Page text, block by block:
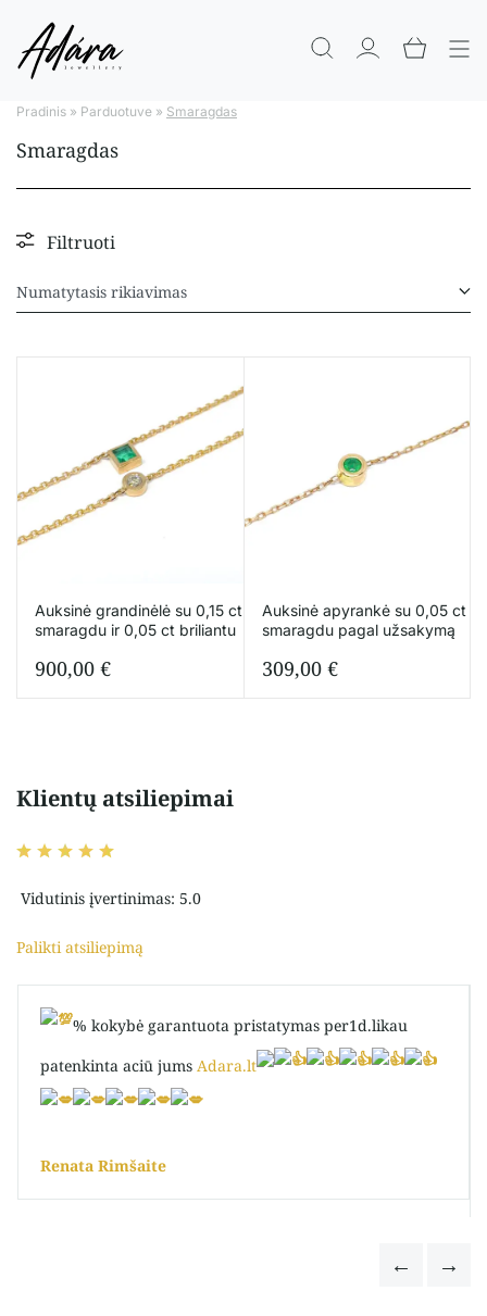
Pradinis » Parduotuve » Smaragdas
Smaragdas
Filtruoti
Auksinė grandinėlė su 0,15 сt
smaragdu ir 0,05 сt briliantu
900,00 €
Auksinė apyrankė su 0,05 ct
smaragdu pagal užsakymą
309,00 €
Klientų atsiliepimai
Vidutinis įvertinimas: 5.0
Palikti atsiliepimą
% kokybė garantuota pristatymas per1d.likau
patenkinta aciū jums Adara.lt
Renata Rimšaite